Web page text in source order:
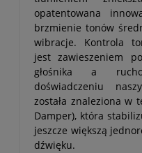
opatentowana
brzmienie tonów
wibracje. Kontrola
jest zawieszeniem
głośnika a
doświadczeniu
została znaleziona w
Damper), która
jeszcze większą
dźwięku.